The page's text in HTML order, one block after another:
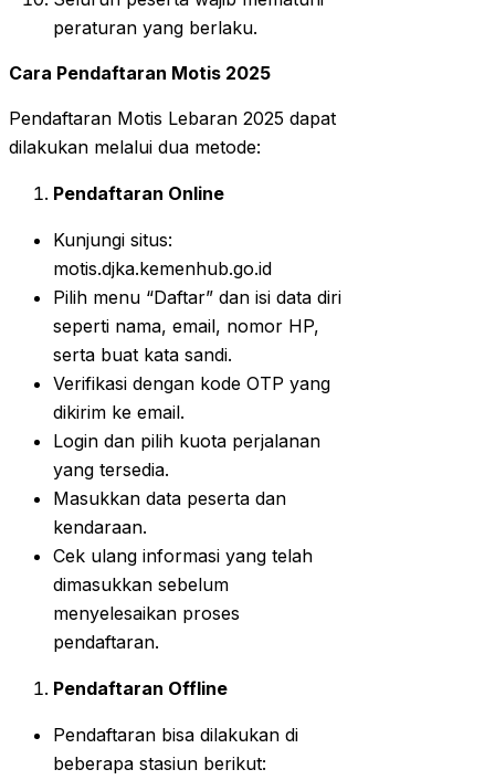
peraturan yang berlaku.
Cara Pendaftaran Motis 2025
Pendaftaran Motis Lebaran 2025 dapat
dilakukan melalui dua metode:
Pendaftaran Online
Kunjungi situs:
motis.djka.kemenhub.go.id
Pilih menu “Daftar” dan isi data diri
seperti nama, email, nomor HP,
serta buat kata sandi.
Verifikasi dengan kode OTP yang
dikirim ke email.
Login dan pilih kuota perjalanan
yang tersedia.
Masukkan data peserta dan
kendaraan.
Cek ulang informasi yang telah
dimasukkan sebelum
menyelesaikan proses
pendaftaran.
Pendaftaran Offline
Pendaftaran bisa dilakukan di
beberapa stasiun berikut: